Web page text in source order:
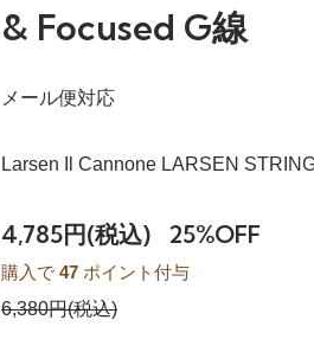
& Focused G線
メール便対応
Larsen Il Cannone LARSEN
4,785円(税込) 25%OFF
購入で 47 ポイント付与
6,380円(税込)